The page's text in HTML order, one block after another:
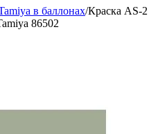
в баллонах/Краска AS-2
86502